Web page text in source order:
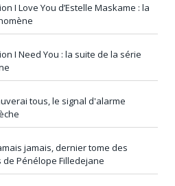
I Love You d’Estelle Maskame : la
I Need You : la suite de la série
tous, le signal d'alarme
jamais, dernier tome des
Pénélope Filledejane